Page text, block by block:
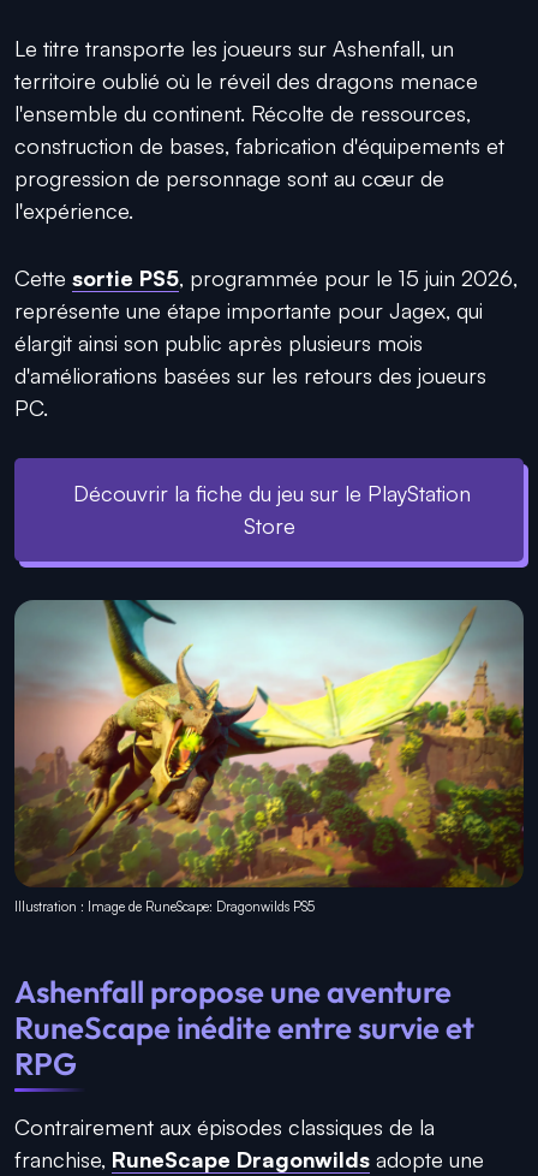
Le titre transporte les joueurs sur Ashenfall, un
territoire oublié où le réveil des dragons menace
l'ensemble du continent. Récolte de ressources,
construction de bases, fabrication d'équipements et
progression de personnage sont au cœur de
l'expérience.
Cette sortie PS5, programmée pour le 15 juin 2026,
représente une étape importante pour Jagex, qui
élargit ainsi son public après plusieurs mois
d'améliorations basées sur les retours des joueurs
PC.
Découvrir la fiche du jeu sur le PlayStation
Store
Illustration : Image de RuneScape: Dragonwilds PS5
Ashenfall propose une aventure
RuneScape inédite entre survie et
RPG
Contrairement aux épisodes classiques de la
franchise, RuneScape Dragonwilds adopte une